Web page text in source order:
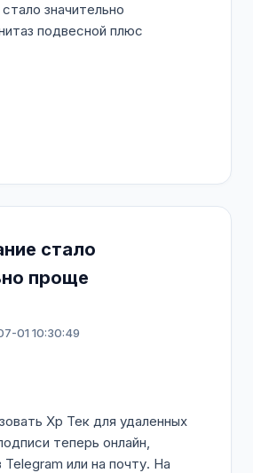
значительно
подвесной плюс
стало
проще
01 10:30:49
Хр Тек для удаленных
теперь онлайн,
или на почту. На